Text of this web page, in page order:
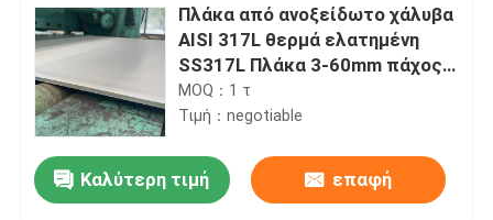
Πλάκα από ανοξείδωτο χάλυβα
AISI 317L θερμά ελατημένη
SS317L Πλάκα 3-60mm πάχος
1500mm-2000mm πλάτος
MOQ：1 τ
Τιμή：negotiable
Καλύτερη τιμή επαφή